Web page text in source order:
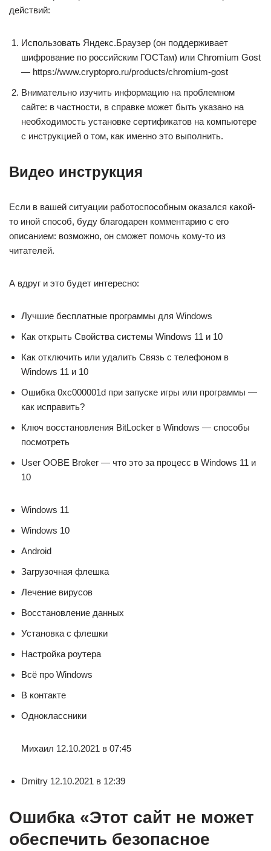
действий:
Использовать Яндекс.Браузер (он поддерживает
шифрование по российским ГОСТам) или Chromium Gost
— https://www.cryptopro.ru/products/chromium-gost
Внимательно изучить информацию на проблемном
сайте: в частности, в справке может быть указано на
необходимость установке сертификатов на компьютере
с инструкцией о том, как именно это выполнить.
Видео инструкция
Если в вашей ситуации работоспособным оказался какой-
то иной способ, буду благодарен комментарию с его
описанием: возможно, он сможет помочь кому-то из
читателей.
А вдруг и это будет интересно:
Лучшие бесплатные программы для Windows
Как открыть Свойства системы Windows 11 и 10
Как отключить или удалить Связь с телефоном в
Windows 11 и 10
Ошибка 0xc000001d при запуске игры или программы —
как исправить?
Ключ восстановления BitLocker в Windows — способы
посмотреть
User OOBE Broker — что это за процесс в Windows 11 и
10
Windows 11
Windows 10
Android
Загрузочная флешка
Лечение вирусов
Восстановление данных
Установка с флешки
Настройка роутера
Всё про Windows
В контакте
Одноклассники
Михаил 12.10.2021 в 07:45
Dmitry 12.10.2021 в 12:39
Ошибка «Этот сайт не может
обеспечить безопасное